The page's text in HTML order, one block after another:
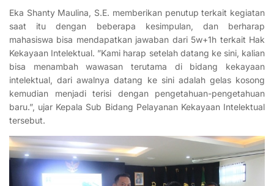
Eka Shanty Maulina, S.E. memberikan penutup terkait kegiatan
saat itu dengan beberapa kesimpulan, dan berharap
mahasiswa bisa mendapatkan jawaban dari 5w+1h terkait Hak
Kekayaan Intelektual. ”Kami harap setelah datang ke sini, kalian
bisa menambah wawasan terutama di bidang kekayaan
intelektual, dari awalnya datang ke sini adalah gelas kosong
kemudian menjadi terisi dengan pengetahuan-pengetahuan
baru.”, ujar Kepala Sub Bidang Pelayanan Kekayaan Intelektual
tersebut.